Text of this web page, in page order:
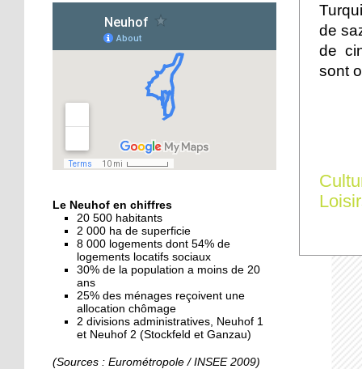
Jouer à Fifa à la
médiathèque
16 octobre 2018
«Chacun me propose un
autofinancement là, ce
qui vous vient !»
16 octobre 2018
consommation se fait à
ciel ouvert »
16 octobre 2018
Un vécu de poids
15 octobre 2018
Difracto : devenir un pro
avec Django
Le Neuhof en chiffres
20 500 habitants
2 000 ha de superficie
8 000 logements dont 54% de
logements locatifs sociaux
30% de la population a moins de 20
ans
25% des ménages reçoivent une
allocation chômage
2 divisions administratives, Neuhof 1
et Neuhof 2 (Stockfeld et Ganzau)
(Sources : Eurométropole / INSEE 2009)
de
de
sont